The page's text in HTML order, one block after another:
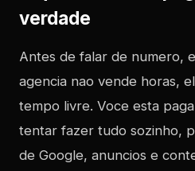
verdade
Antes de falar de numero,
agencia nao vende horas,
tempo livre. Voce esta
tentar fazer tudo sozinho,
de Google, anuncios e